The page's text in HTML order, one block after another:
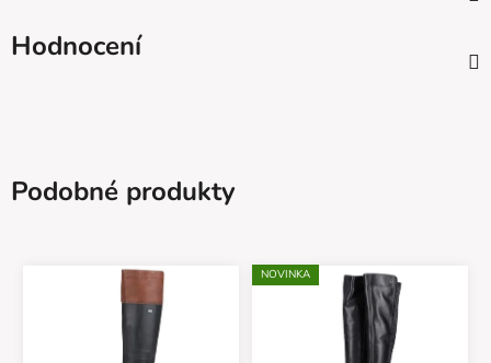
Hodnocení
Podobné produkty
NOVINKA